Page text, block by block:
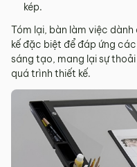
kép.
Tóm lại, bàn làm việc
kế đặc biệt để đáp ứng
sáng tạo, mang lại sự
quá trình thiết kế.